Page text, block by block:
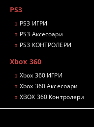
PS3
PS3 ИГРИ
PS3 Аксесоари
PS3 КОНТРОЛЕРИ
Xbox 360
Xbox 360 ИГРИ
Xbox 360 Аксесоари
XBOX 360 Контролери